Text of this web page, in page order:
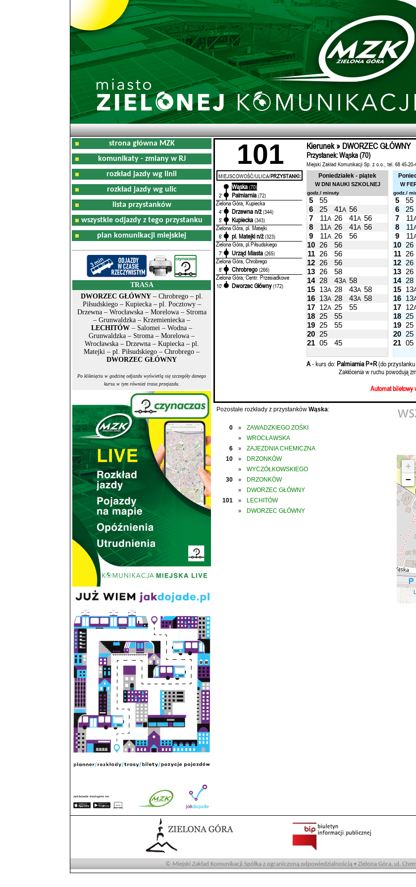
strona główna MZK
komunikaty - zmiany w RJ
rozkład jazdy wg linii
rozkład jazdy wg ulic
lista przystanków
wszystkie odjazdy z tego przystanku
plan komunikacji miejskiej
TRASA
DWORZEC GŁÓWNY– Chrobrego – pl.
Piłsudskiego – Kupiecka – pl. Pocztowy –
Drzewna – Wrocławska – Morelowa – Stroma
– Grunwaldzka – Krzemieniecka –
LECHITÓW – Salomei – Wodna –
Grunwaldzka – Stroma – Morelowa –
Wrocławska – Drzewna – Kupiecka – pl.
Matejki – pl. Piłsudskiego – Chrobrego –
DWORZEC GŁÓWNY
Po kliknięciu w godzinę odjazdu wyświetlą się szczegóły danego
kursu w tym również trasa przejazdu.
101 Kierunek » DWORZEC GŁÓWNY
Przystanek: Wąska (70)
Miejski Zakład Komunikacji Sp. z o.o., tel. 68 45-
MIEJSCOWOŚĆ/ULICA/PRZYSTANKI:
Wąska (70)
2'
Palmiarnia (72)
Zielona Góra, Kupiecka
4' Drzewna n/ż (344)
5'
Kupiecka (343)
Zielona Góra, pl. Matejki
6' pl. Matejki n/ż (323)
Zielona Góra, pl.Piłsudskiego
7' Urząd Miasta (265)
Zielona Góra, Chrobrego
8' Chrobrego (266)
Zielona Góra, Centr. Przesiadkowe
10' Dworzec Główny (172)
Poniedziałek - piątek
W DNI NAUKI SZKOLNEJ W
godz./ minuty godz./
5 55 5
55
6
25 41A 56 6 25
7
11A 26 41A 56 7 11
8
11A 26 41A 56 8 11
9
11A 26 56 9 11
10 26 56 10 26
11
26 56 11 26
12 26 56 12 26
13 26 58 13 26
14 28 43A 58 14 28
15 13A 28 43A 58 15 13
16 13A 28 43A 58 16 13
17 12A 25 55 17 12
18 25 55 18 25
19 25 55 19 25
20 25 20 25
21 05 45 21 05
A- kurs do:Palmiarnia P+R(do
Zakłócenia w ruchu powodują
Automat biletowy
Pozostałe rozkłady z przystanków Wąska:
0 » ZAWADZKIEGO ZOŚKI
»
WROCŁAWSKA
6
»
ZAJEZDNIA CHEMICZNA
10
» DRZONKÓW
»
WYCZÓŁKOWSKIEGO
30
» DRZONKÓW
»
DWORZEC GŁÓWNY
101
» LECHITÓW
» DWORZEC GŁÓWNY
+
−
© Miejski Zakład Komunikacji Spółka z ograniczoną odpowiedzialnością • Zielona Góra, ul.